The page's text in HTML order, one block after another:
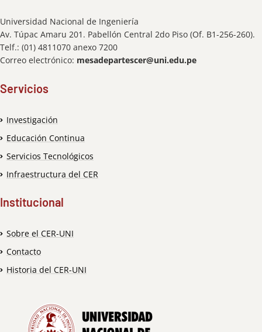
Universidad Nacional de Ingeniería
Av. Túpac Amaru 201. Pabellón Central 2do Piso (Of. B1-256-260).
Telf.: (01) 4811070 anexo 7200
Correo electrónico: mesadepartescer@uni.edu.pe
Servicios
Investigación
Educación Continua
Servicios Tecnológicos
Infraestructura del CER
Institucional
Sobre el CER-UNI
Contacto
Historia del CER-UNI